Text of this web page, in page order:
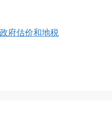
府估价和地税